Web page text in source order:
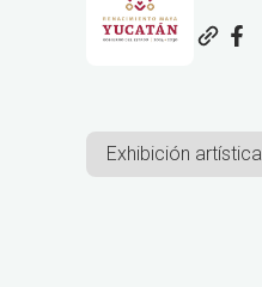
Exhibición artística